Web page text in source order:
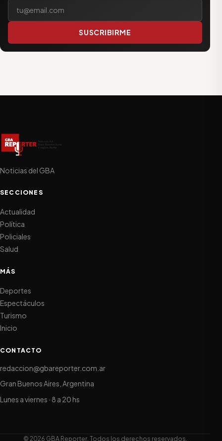
SUSCRIBIRME
Noticias del GBA
SECCIONES
Actualidad
Política
Policiales
Salud
MÁS
Deportes
Espectáculos
Turismo
Inicio
CONTACTO
redaccion@gbareporter.com.ar
Gran Buenos Aires, Argentina
Lunes a viernes · 8 a 20 hs
© 2026 GBA Reporter. Todos los derechos reservados.